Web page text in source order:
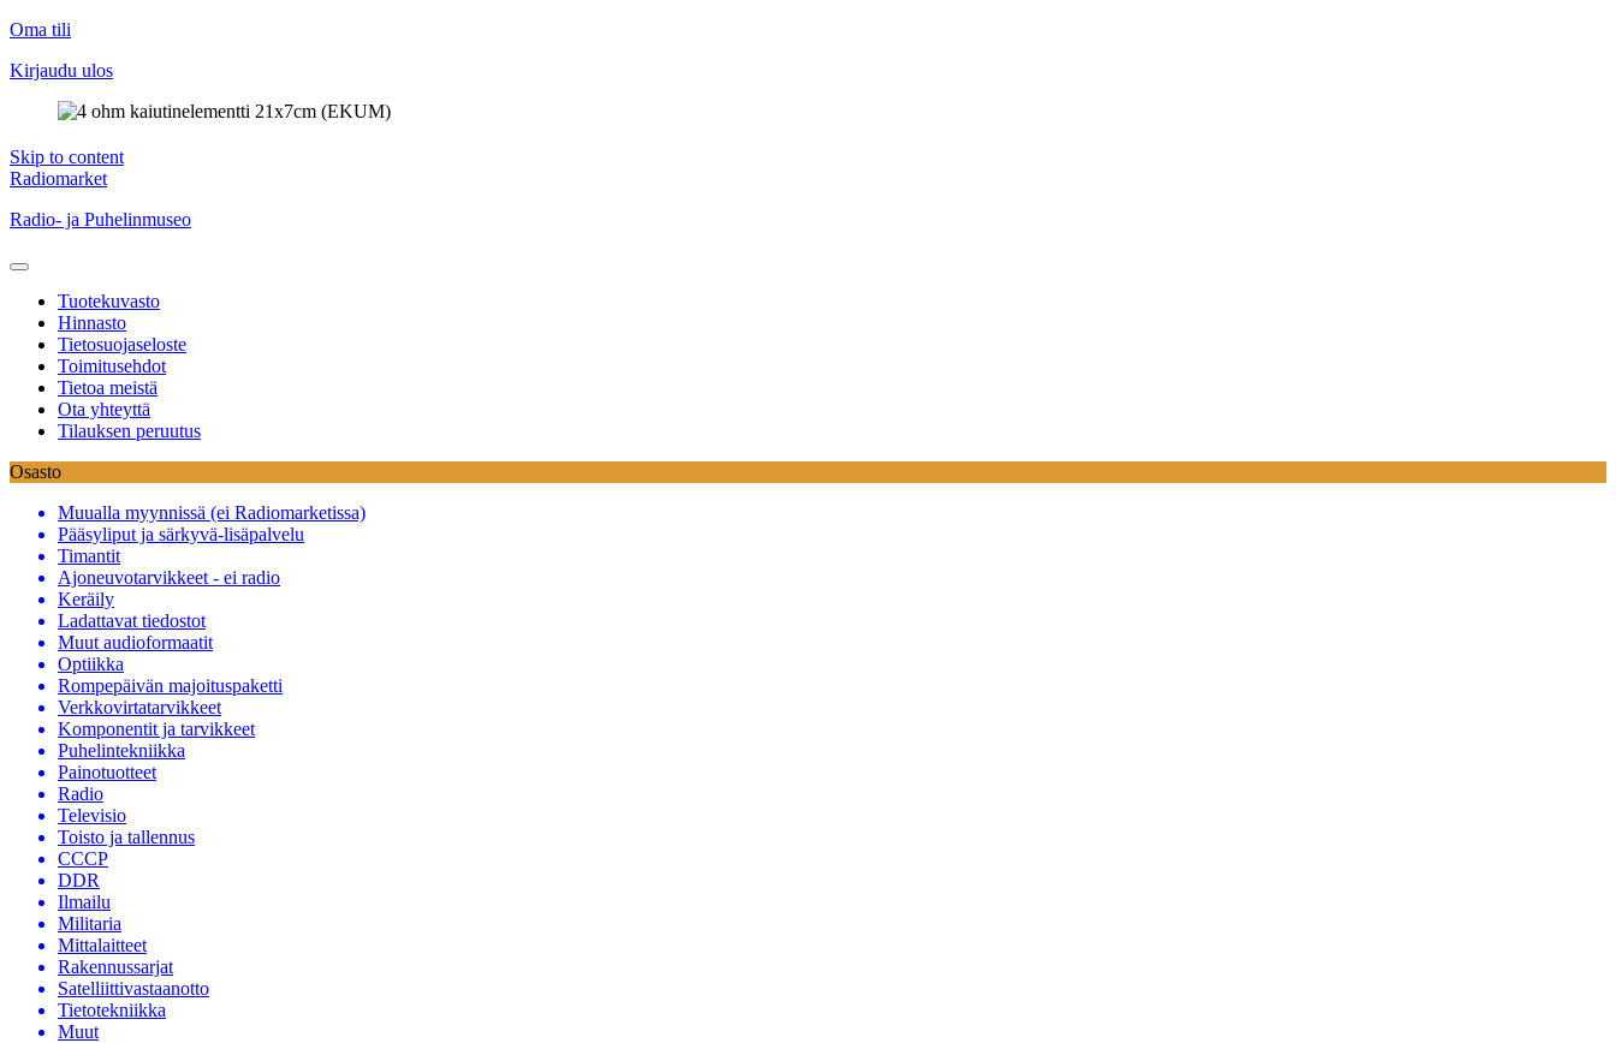
Oma tili
Kirjaudu ulos
Skip to content
Radiomarket
Radio- ja Puhelinmuseo
Tuotekuvasto
Hinnasto
Tietosuojaseloste
Toimitusehdot
Tietoa meistä
Ota yhteyttä
Tilauksen peruutus
Osasto
Muualla myynnissä (ei Radiomarketissa)
Pääsyliput ja särkyvä-lisäpalvelu
Timantit
Ajoneuvotarvikkeet - ei radio
Keräily
Ladattavat tiedostot
Muut audioformaatit
Optiikka
Rompepäivän majoituspaketti
Verkkovirtatarvikkeet
Komponentit ja tarvikkeet
Puhelintekniikka
Painotuotteet
Radio
Televisio
Toisto ja tallennus
CCCP
DDR
Ilmailu
Militaria
Mittalaitteet
Rakennussarjat
Satelliittivastaanotto
Tietotekniikka
Muut